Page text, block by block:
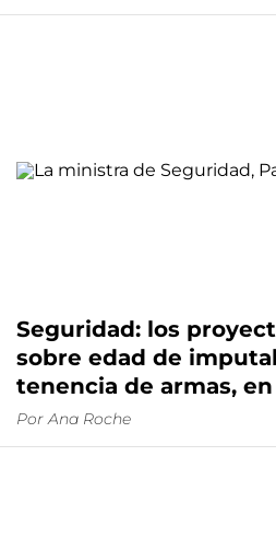
Seguridad: los
sobre edad de
tenencia de armas,
Por Ana Roche